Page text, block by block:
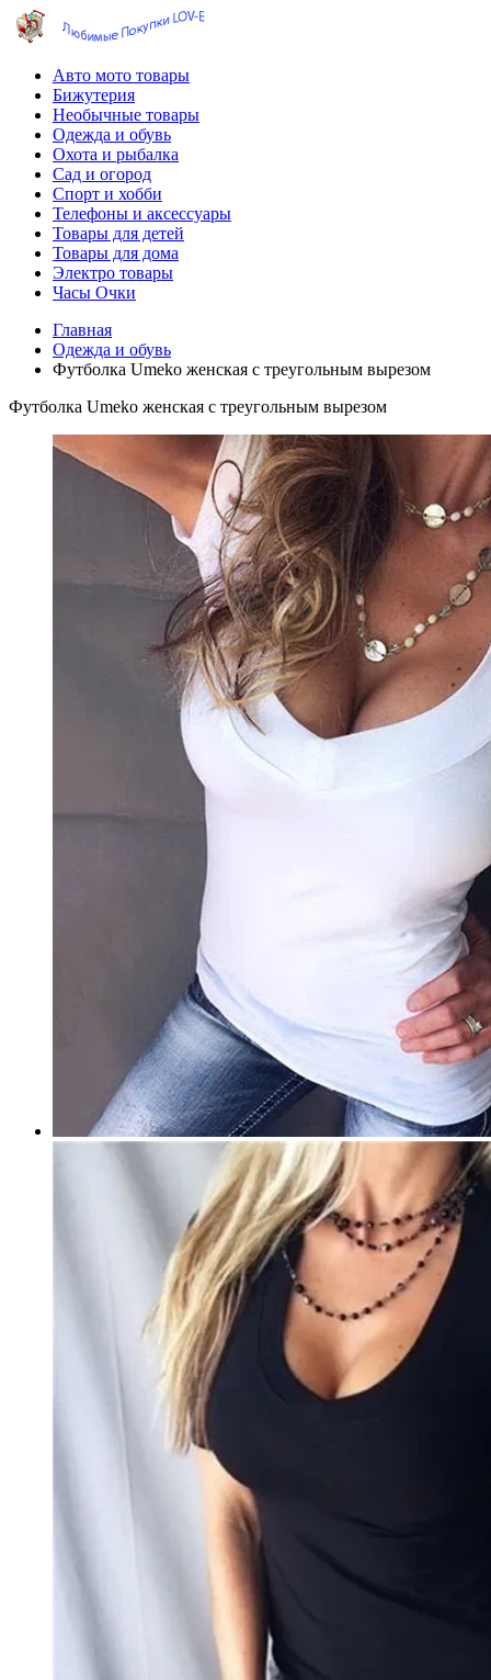
Авто мото товары
Бижутерия
Необычные товары
Одежда и обувь
Охота и рыбалка
Сад и огород
Спорт и хобби
Телефоны и аксессуары
Товары для детей
Товары для дома
Электро товары
Часы Очки
Главная
Одежда и обувь
Футболка Umeko женская с треугольным вырезом
Футболка Umeko женская с треугольным вырезом